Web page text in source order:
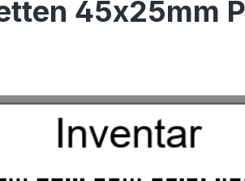
45x25mm